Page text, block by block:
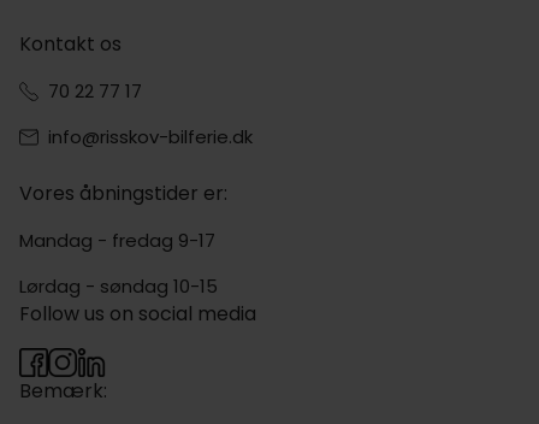
Kontakt os
70 22 77 17
info@risskov-bilferie.dk
Vores åbningstider er:
Mandag - fredag 9-17
Lørdag - søndag 10-15
Bemærk:
Follow us on social media